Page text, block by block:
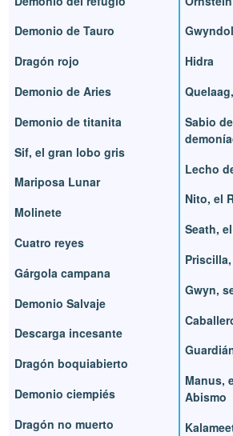
Demonio de Tauro
Dragón rojo
Demonio de Aries
Demonio de titanita
Sif, el gran lobo gris
Mariposa Lunar
Molinete
Cuatro reyes
Gárgola campana
Demonio Salvaje
Descarga incesante
Dragón boquiabierto
Demonio ciempiés
Dragón no muerto
Hidra
Sabio
Lecho
Nito, el
Seath,
Gwyn,
Manus,
Abismo